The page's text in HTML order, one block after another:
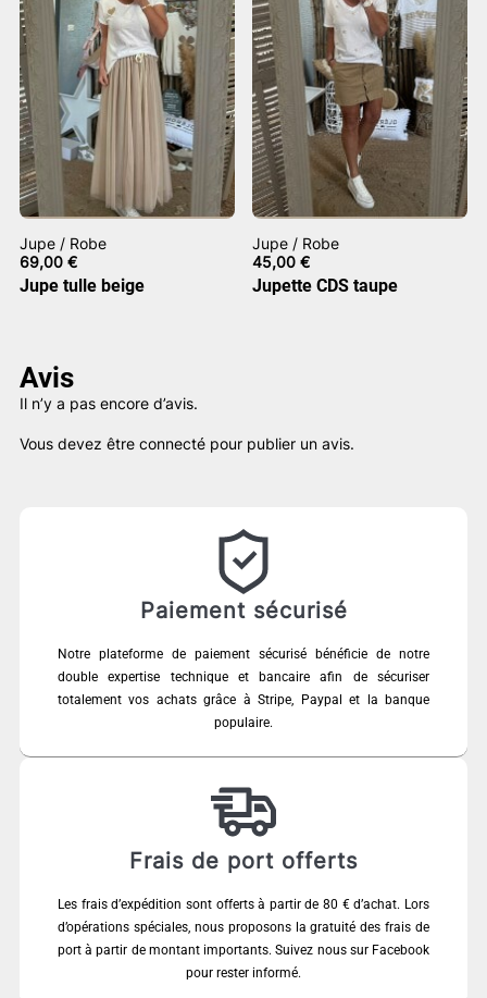
Jupe / Robe
69,00 €
Jupe tulle beige
Jupe / Robe
45,00€
Jupette CDS taupe
Avis
Il n’y a pas encore d’avis.
Vous devez être connecté pour publier un avis.
Paiement sécurisé
Notre plateforme de paiement sécurisé bénéficie de notre
double expertise technique et bancaire afin de sécuriser
totalement vos achats grâce à Stripe, Paypal et la banque
populaire.
Frais de port offerts
Les frais d’expédition sont offerts à partir de 80 € d’achat. Lors
d’opérations spéciales, nous proposons la gratuité des frais de
port à partir de montant importants. Suivez nous sur Facebook
pour rester informé.